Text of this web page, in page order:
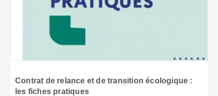
Contrat de relance et de transition écologique :
les fiches pratiques